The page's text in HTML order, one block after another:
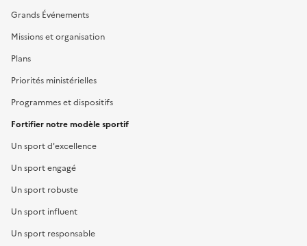
Grands Événements
Missions et organisation
Plans
Priorités ministérielles
Programmes et dispositifs
Fortifier notre modèle sportif
Un sport d'excellence
Un sport engagé
Un sport robuste
Un sport influent
Un sport responsable